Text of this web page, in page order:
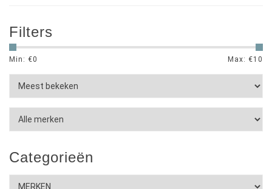
Filters
Min: €0 Max: €10
Categorieën